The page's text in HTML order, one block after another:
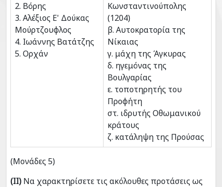
2. Βόρης
3. Αλέξιος Ε' Δούκας
Moύρτζουφλος
4. Ιωάννης Βατάτζης
5. Ορχάν
Κωνσταντινούπολης
(1204)
β. Αυτοκρατορία της
Νίκαιας
γ. μάχη της Άγκυρας
δ. ηγεμόνας της
Βουλγαρίας
ε. τοποτηρητής του
Προφήτη
στ. ιδρυτής Οθωμανικού
κράτους
ζ. κατάληψη της Προύσας
(Μονάδες 5)
(ΙΙ) Να χαρακτηρίσετε τις ακόλουθες προτάσεις ως